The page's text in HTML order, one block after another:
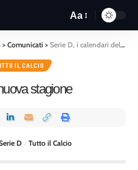
Aa
> Comunicati > Serie D, i calendari della nuova stagione
IL CALCIO
stagione
D Tutto il Calcio